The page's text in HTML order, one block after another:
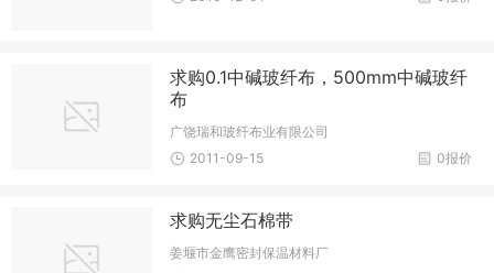
求购0.1中碱玻纤布，500mm中碱玻纤
布
广饶瑞和玻纤布业有限公司
0报价
2011-09-15
求购无尘石棉带
姜堰市金鹰密封保温材料厂